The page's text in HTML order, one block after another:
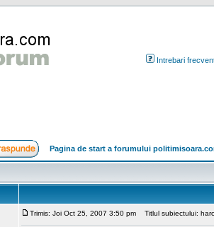
Intrebari
Pagina de start a forumului
Trimis: Joi Oct 25, 2007 3:50 pm Titlul subiectului: